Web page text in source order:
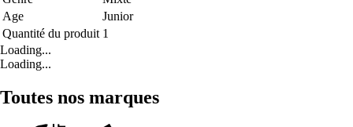
Age
Junior
Quantité du produit 1
Loading...
Loading...
Toutes nos marques